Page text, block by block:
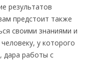
результатов
предстоит также
своими знаниями и
у которого
дара работы с